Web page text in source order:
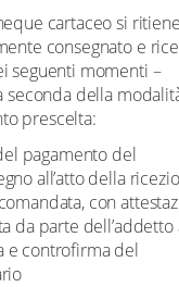
cartaceo si ritiene
consegnato e
seguenti momenti –
seconda della
prescelta:
pagamento del
all’atto della
con
da parte dell’addetto
e controfirma del